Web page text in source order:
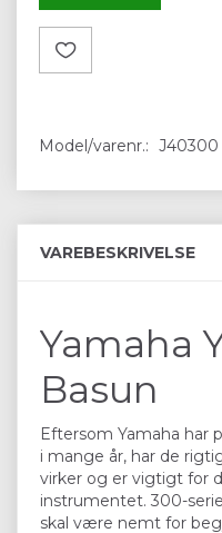
Model/varenr.: J40300
VAREBESKRIVELSE
Yamaha
Basun
Eftersom Yamaha har
i mange år, har de
virker og er vigtigt for
instrumentet. 300-
skal være nemt for